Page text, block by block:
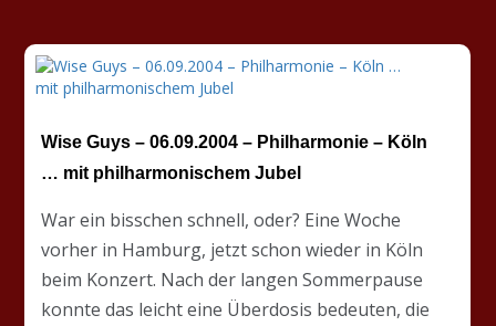
Wise Guys – 06.09.2004 – Philharmonie – Köln
… mit philharmonischem Jubel
War ein bisschen schnell, oder? Eine Woche
vorher in Hamburg, jetzt schon wieder in Köln
beim Konzert. Nach der langen Sommerpause
konnte das leicht eine Überdosis bedeuten, die